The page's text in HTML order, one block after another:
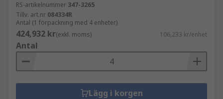
RS-artikelnummer 347-3265
Tillv. art.nr 084334R
Antal (1 förpackning med 4 enheter)
424,932 kr(exkl. moms) 106,233 kr/enhet
Antal
Lägg i korgen